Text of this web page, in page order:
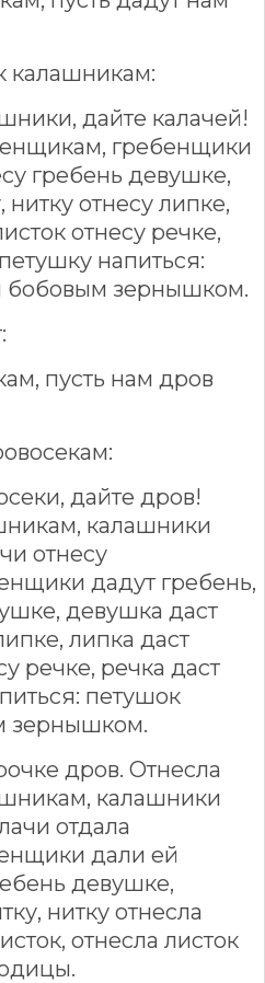
калашникам:
дайте калачей!
гребенщики
гребень девушке,
отнесу липке,
отнесу речке,
напиться:
бобовым зернышком.
пусть нам дров
дайте дров!
калашники
отнесу
дадут гребень,
девушка даст
липка даст
речке, речка даст
петушок
зернышком.
дров. Отнесла
калашники
отдала
дали ей
девушке,
нитку отнесла
отнесла листок